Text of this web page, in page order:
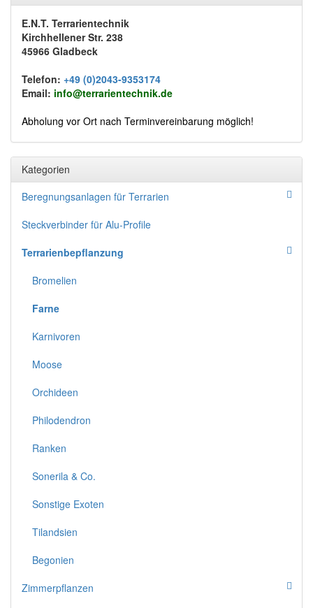
E.N.T. Terrarientechnik
Kirchhellener Str. 238
45966 Gladbeck
Telefon: +49 (0)2043-9353174
Email: info@terrarientechnik.de
Abholung vor Ort nach Terminvereinbarung möglich!
Kategorien
Beregnungsanlagen für Terrarien
Steckverbinder für Alu-Profile
Terrarienbepflanzung
Bromelien
Farne
Karnivoren
Moose
Orchideen
Philodendron
Ranken
Sonerila & Co.
Sonstige Exoten
Tilandsien
Begonien
Zimmerpflanzen